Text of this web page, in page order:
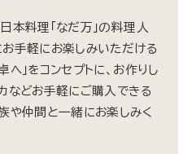
料理「なだ万」の料理人
手軽にお楽しみいただける
」をコンセプトに、お作りし
などお手軽にご購入できる
や仲間と一緒にお楽しみく